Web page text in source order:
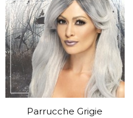
Parrucche Grigie